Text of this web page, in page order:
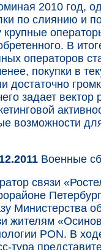
2010 год,
по слиянию и
крупные
В
операторов
покупки в
достаточно
задает вектор
возможности
Военные
связи
Министерства
жителям
PON. В
тура